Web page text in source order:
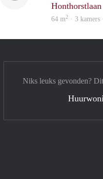
Honthorstlaan
64 m2 · 3 kamers
Niks leuks gevonden?